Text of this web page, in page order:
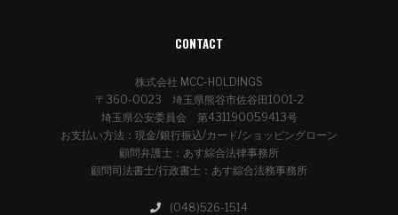
CONTACT
株式会社 MCC-HOLDINGS
〒360-0023 埼玉県熊谷市佐谷田1001-2
埼玉県公安委員会 第431190059413号
お支払い方法：現金/銀行振込/カード/ショッピングローン
顧問弁護士：あす綜合法律事務所
顧問司法書士/行政書士：あす綜合法務事務所
(048)526-1514